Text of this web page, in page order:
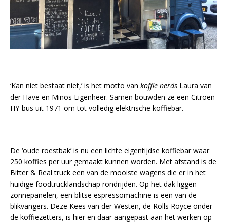
‘Kan niet bestaat niet,’ is het motto van koffie nerds Laura van
der Have en Minos Eigenheer. Samen bouwden ze een Citroen
HY-bus uit 1971 om tot volledig elektrische koffiebar.
De ‘oude roestbak’ is nu een lichte eigentijdse koffiebar waar
250 koffies per uur gemaakt kunnen worden. Met afstand is de
Bitter & Real truck een van de mooiste wagens die er in het
huidige foodtrucklandschap rondrijden. Op het dak liggen
zonnepanelen, een blitse espressomachine is een van de
blikvangers. Deze Kees van der Westen, de Rolls Royce onder
de koffiezetters, is hier en daar aangepast aan het werken op